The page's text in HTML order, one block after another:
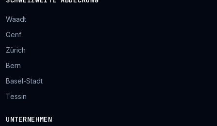
Waadt
Genf
Zürich
Bern
Basel-Stadt
Tessin
UNTERNEHMEN